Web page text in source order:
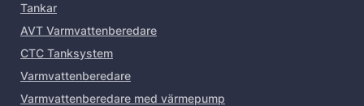
Tankar
AVT Varmvattenberedare
CTC Tanksystem
Varmvattenberedare
Varmvattenberedare med värmepump